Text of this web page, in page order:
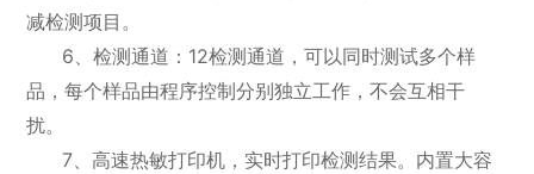
减检测项目。
6、检测通道：12检测通道，可以同时测试多个样
品，每个样品由程序控制分别独立工作，不会互相干
扰。
7、高速热敏打印机，实时打印检测结果。内置大容